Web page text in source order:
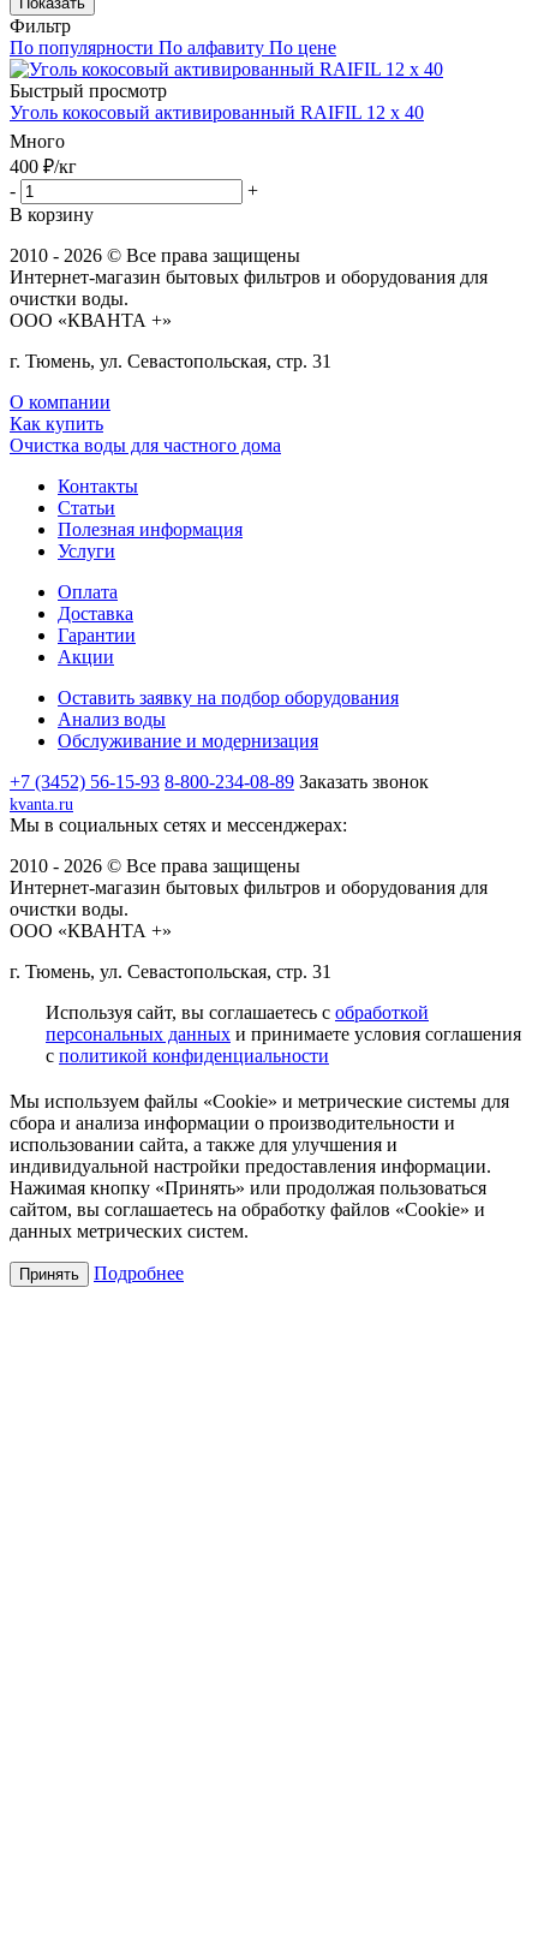
Фильтр
По популярности По алфавиту По цене
Быстрый просмотр
Уголь кокосовый активированный RAIFIL 12 x 40
Много
400 ₽/кг
-
+
В корзину
2010 - 2026 © Все права защищены
Интернет-магазин бытовых фильтров и оборудования для
очистки воды.
ООО «КВАНТА +»
г. Тюмень, ул. Севастопольская, стр. 31
О компании
Как купить
Очистка воды для частного дома
Контакты
Статьи
Полезная информация
Услуги
Оплата
Доставка
Гарантии
Акции
Оставить заявку на подбор оборудования
Анализ воды
Обслуживание и модернизация
+7 (3452) 56-15-93 8-800-234-08-89 Заказать звонок
kvanta.ru
Мы в социальных сетях и мессенджерах:
2010 - 2026 © Все права защищены
Интернет-магазин бытовых фильтров и оборудования для
очистки воды.
ООО «КВАНТА +»
г. Тюмень, ул. Севастопольская, стр. 31
Используя сайт, вы соглашаетесь с обработкой
персональных данных и принимаете условия соглашения
с политикой конфиденциальности
Мы используем файлы «Cookie» и метрические системы для
сбора и анализа информации о производительности и
использовании сайта, а также для улучшения и
индивидуальной настройки предоставления информации.
Нажимая кнопку «Принять» или продолжая пользоваться
сайтом, вы соглашаетесь на обработку файлов «Cookie» и
данных метрических систем.
Принять Подробнее